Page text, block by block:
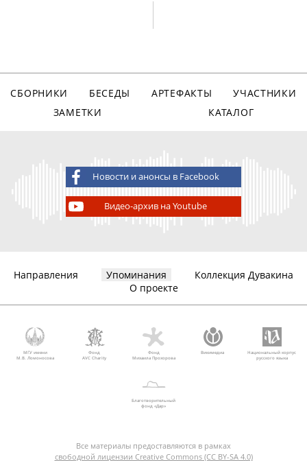
СБОРНИКИ БЕСЕДЫ АРТЕФАКТЫ
УЧАСТНИКИ
ЗАМЕТКИ
КАТАЛОГ
Новости и анонсы в Facebook
Видео-архив на Youtube
Направления Упоминания
Коллекция Дувакина
О проекте
МГУ имени
М.В. Ломоносова
Фонд
AVC Charity
Фонд
Михаила Прохорова
Викимедиа
Национальный корпус
русского языка
Благотворительный
фонд «Дар»
Все материалы предоставляются в рамках
свободной лицензии Creative Commons (CC BY-SA 4.0)